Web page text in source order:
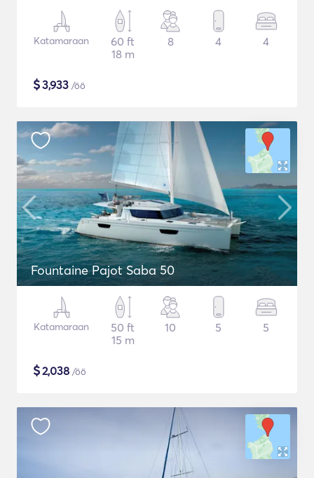
Katamaraan
60 ft
18 m
8 4 4
$3,933 /öö
Fountaine Pajot Saba 50
Katamaraan
50 ft
15 m
10 5 5
$2,038 /öö